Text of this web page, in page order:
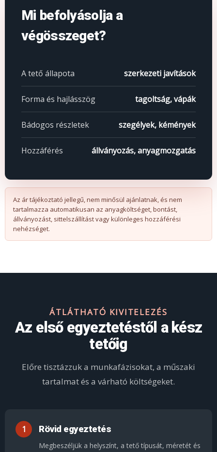
Mi befolyásolja a
végösszeget?
A tető állapota szerkezeti javítások
Forma és hajlásszög tagoltság, vápák
Bádogos részletek szegélyek, kémények
Hozzáférés állványozás, anyagmozgatás
Az ár tájékoztató jellegű, nem minősül ajánlatnak, és nem
tartalmazza automatikusan az anyagköltséget, bontást,
állványozást, sittelszállítást vagy különleges hozzáférési
nehézséget.
ÁTLÁTHATÓ KIVITELEZÉS
Az első egyeztetéstől a kész
tetőig
Előre tisztázzuk a munkafázisokat, a műszaki
tartalmat és a várható költségeket.
Rövid egyeztetés
Megbeszéljük a helyszínt, a tető típusát, méretét és